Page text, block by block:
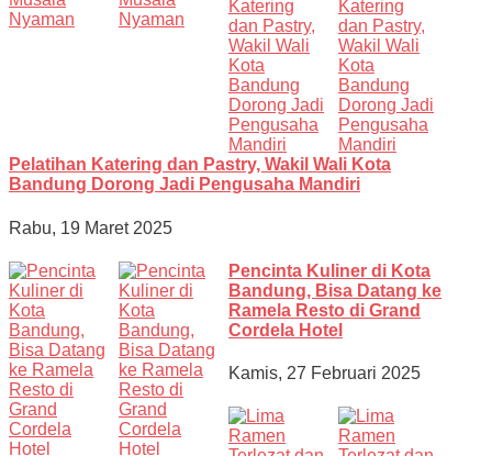
Pelatihan Katering dan Pastry, Wakil Wali Kota
Bandung Dorong Jadi Pengusaha Mandiri
Rabu, 19 Maret 2025
Pencinta Kuliner di Kota
Bandung, Bisa Datang ke
Ramela Resto di Grand
Cordela Hotel
Kamis, 27 Februari 2025